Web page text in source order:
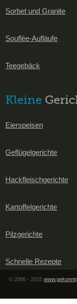
Sorbet und Granite
Souflèe-Aufläufe
Teegebäck
Kleine
Eierspeisen
Geflügelgerichte
Hackfleischgerichte
Kartoffelgerichte
Pilzgerichte
Schnelle Rezepte
© 2006 - 2025